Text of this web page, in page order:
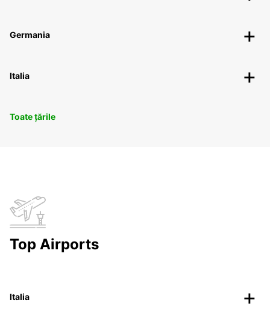
Germania
Italia
Toate țările
Top Airports
Italia